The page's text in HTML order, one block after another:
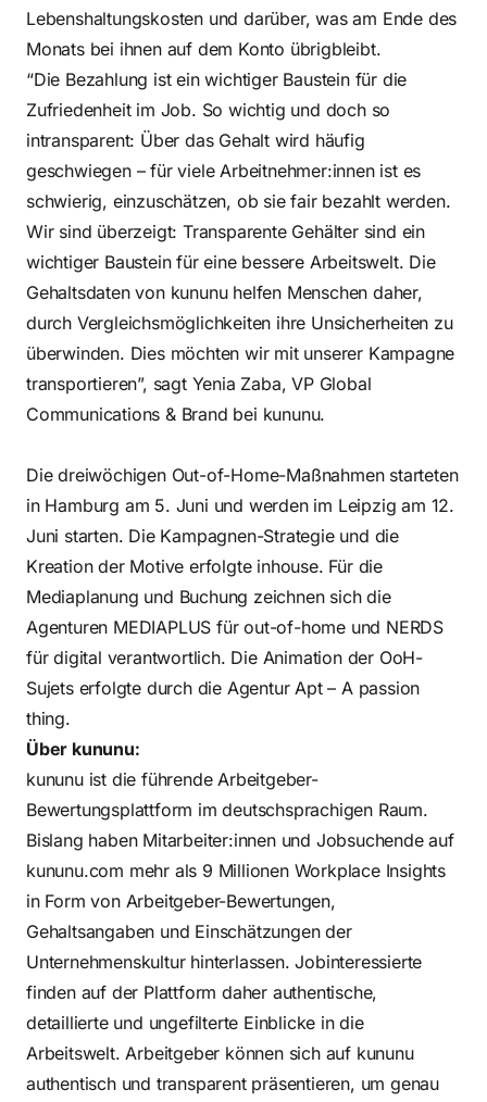
Lebenshaltungskosten und darüber, was am Ende des
Monats bei ihnen auf dem Konto übrigbleibt.
“Die Bezahlung ist ein wichtiger Baustein für die
Zufriedenheit im Job. So wichtig und doch so
intransparent: Über das Gehalt wird häufig
geschwiegen – für viele Arbeitnehmer:innen ist es
schwierig, einzuschätzen, ob sie fair bezahlt werden.
Wir sind überzeigt: Transparente Gehälter sind ein
wichtiger Baustein für eine bessere Arbeitswelt. Die
Gehaltsdaten von kununu helfen Menschen daher,
durch Vergleichsmöglichkeiten ihre Unsicherheiten zu
überwinden. Dies möchten wir mit unserer Kampagne
transportieren”, sagt Yenia Zaba, VP Global
Communications & Brand bei kununu.
Die dreiwöchigen Out-of-Home-Maßnahmen starteten
in Hamburg am 5. Juni und werden im Leipzig am 12.
Juni starten. Die Kampagnen-Strategie und die
Kreation der Motive erfolgte inhouse. Für die
Mediaplanung und Buchung zeichnen sich die
Agenturen MEDIAPLUS für out-of-home und NERDS
für digital verantwortlich. Die Animation der OoH-
Sujets erfolgte durch die Agentur Apt – A passion
thing.
Über kununu:
kununu ist die führende Arbeitgeber-
Bewertungsplattform im deutschsprachigen Raum.
Bislang haben Mitarbeiter:innen und Jobsuchende auf
kununu.com mehr als 9 Millionen Workplace Insights
in Form von Arbeitgeber-Bewertungen,
Gehaltsangaben und Einschätzungen der
Unternehmenskultur hinterlassen. Jobinteressierte
finden auf der Plattform daher authentische,
detaillierte und ungefilterte Einblicke in die
Arbeitswelt. Arbeitgeber können sich auf kununu
authentisch und transparent präsentieren, um genau